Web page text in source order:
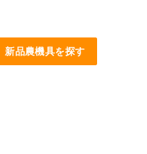
新品農機具を探す